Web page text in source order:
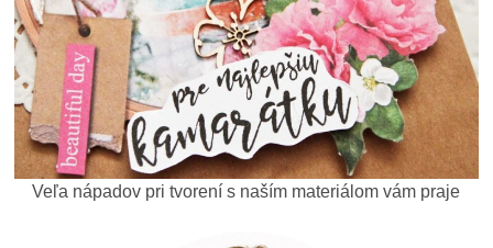
Veľa nápadov pri tvorení s naším materiálom vám praje